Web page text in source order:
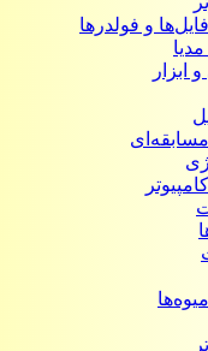
فایل‌ها و فولدرها
ابزار
مسابقه‌ای
کامپیوتر
میوه‌ها